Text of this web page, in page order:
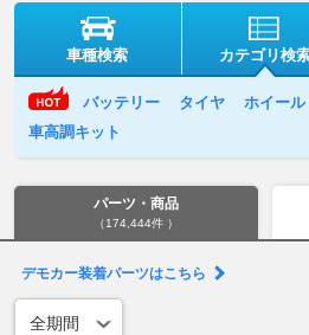
車種検索 カテゴリ検
バッテリー タイヤ ホイール
車高調キット
パーツ・商品
（174,444件 ）
デモカー装着パーツはこちら